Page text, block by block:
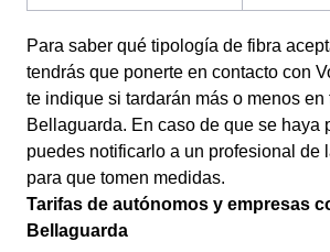
Para saber qué tipología de fibra
tendrás que ponerte en contacto con
te indique si tardarán más o menos en
Bellaguarda. En caso de que se haya
puedes notificarlo a un profesional de
para que tomen medidas.
Tarifas de autónomos y empresas
Bellaguarda